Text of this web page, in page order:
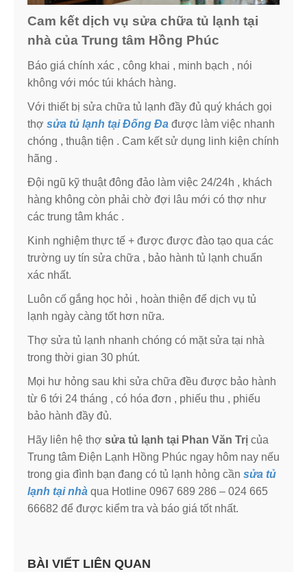
Cam kết dịch vụ sửa chữa tủ lạnh tại
nhà của Trung tâm Hồng Phúc
Báo giá chính xác , công khai , minh bạch , nói
không với móc túi khách hàng.
Với thiết bị sửa chữa tủ lạnh đầy đủ quý khách gọi
thợ sửa tủ lạnh tại Đống Đa được làm việc nhanh
chóng , thuận tiện . Cam kết sử dụng linh kiện chính
hãng .
Đội ngũ kỹ thuật đông đảo làm việc 24/24h , khách
hàng không còn phải chờ đợi lâu mới có thợ như
các trung tâm khác .
Kinh nghiệm thực tế + được được đào tạo qua các
trường uy tín sửa chữa , bảo hành tủ lạnh chuẩn
xác nhất.
Luôn cố gắng học hỏi , hoàn thiện để dịch vụ tủ
lạnh ngày càng tốt hơn nữa.
Thợ sửa tủ lạnh nhanh chóng có mặt sửa tại nhà
trong thời gian 30 phút.
Mọi hư hỏng sau khi sửa chữa đều được bảo hành
từ 6 tới 24 tháng , có hóa đơn , phiếu thu , phiếu
bảo hành đầy đủ.
Hãy liên hệ thợ sửa tủ lạnh tại Phan Văn Trị của
Trung tâm Điện Lạnh Hồng Phúc ngay hôm nay nếu
trong gia đình bạn đang có tủ lạnh hỏng cần sửa tủ
lạnh tại nhà qua Hotline 0967 689 286 – 024 665
66682 để được kiểm tra và báo giá tốt nhất.
BÀI VIẾT LIÊN QUAN